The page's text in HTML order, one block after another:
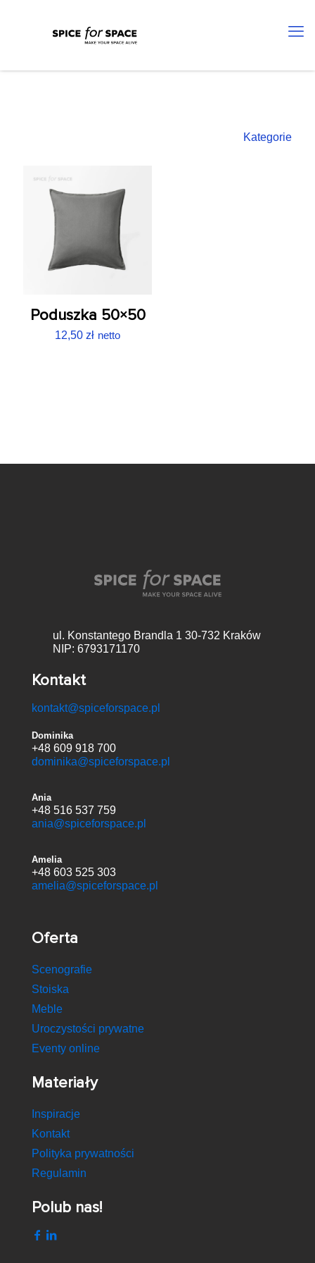
Kategorie
Poduszka 50×50
12,50zł netto
ul. Konstantego Brandla 1 30-732 Kraków
NIP: 6793171170
Kontakt
kontakt@spiceforspace.pl
Dominika
+48 609 918 700
dominika@spiceforspace.pl
Ania
+48 516 537 759
ania@spiceforspace.pl
Amelia
+48 603 525 303
amelia@spiceforspace.pl
Oferta
Scenografie
Stoiska
Meble
Uroczystości prywatne
Eventy online
Materiały
Inspiracje
Kontakt
Polityka prywatności
Regulamin
Polub nas!